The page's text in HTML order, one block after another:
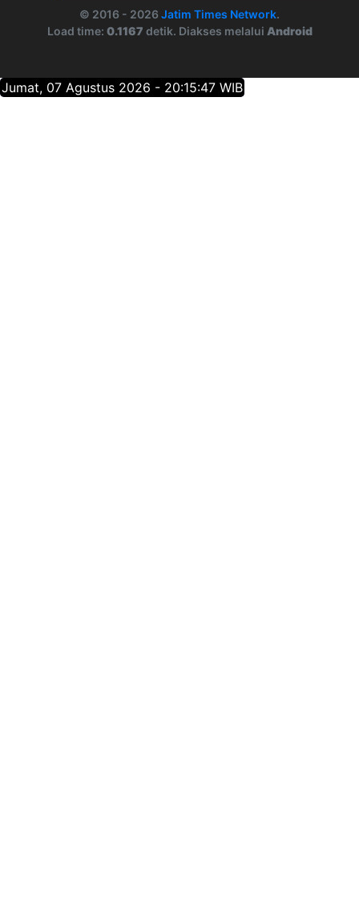
© 2016 - 2026 Jatim Times Network.
Load time: 0.1167 detik. Diakses melalui Android
Jumat, 07 Agustus 2026 - 20:15:47 WIB